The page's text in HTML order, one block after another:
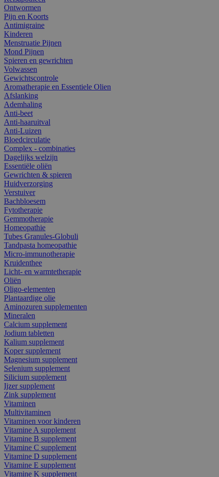
Ontwormen
Pijn en Koorts
Antimigraine
Kinderen
Menstruatie Pijnen
Mond Pijnen
Spieren en gewrichten
Volwassen
Gewichtscontrole
Aromatherapie en Essentiele Olien
Afslanking
Ademhaling
Anti-beet
Anti-haaruitval
Anti-Luizen
Bloedcirculatie
Complex - combinaties
Dagelijks welzijn
Essentiële oliën
Gewrichten & spieren
Huidverzorging
Verstuiver
Bachbloesem
Fytotherapie
Gemmotherapie
Homeopathie
Tubes Granules-Globuli
Tandpasta homeopathie
Micro-immunotherapie
Kruidenthee
Licht- en warmtetherapie
Oliën
Oligo-elementen
Plantaardige olie
Aminozuren supplementen
Mineralen
Calcium supplement
Jodium tabletten
Kalium supplement
Koper supplement
Magnesium supplement
Selenium supplement
Silicium supplement
Ijzer supplement
Zink supplement
Vitaminen
Multivitaminen
Vitaminen voor kinderen
Vitamine A supplement
Vitamine B supplement
Vitamine C supplement
Vitamine D supplement
Vitamine E supplement
Vitamine K supplement